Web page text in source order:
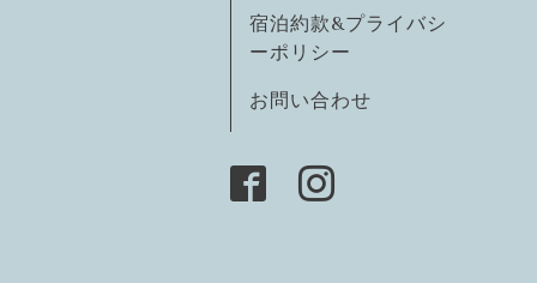
宿泊約款&プライバシ
ーポリシー
お問い合わせ